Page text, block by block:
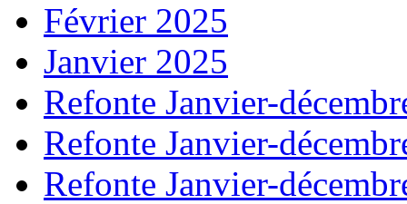
Février 2025
Janvier 2025
Refonte Janvier-
Refonte Janvier-
Refonte Janvier-